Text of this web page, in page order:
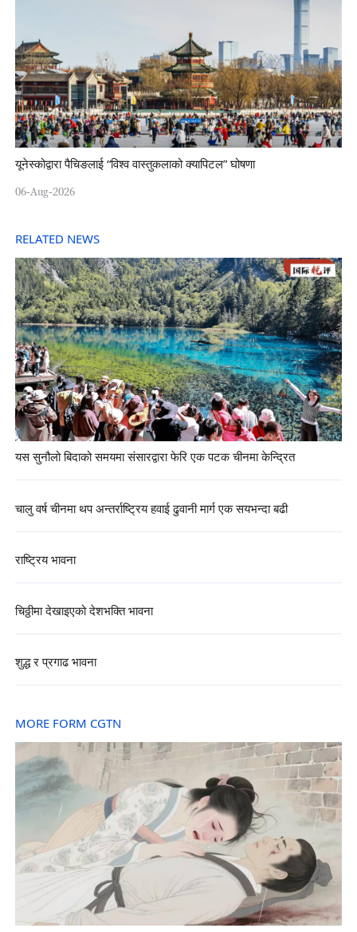
यूनेस्कोद्वारा पैचिङलाई “विश्व वास्तुकलाको क्यापिटल” घोषणा
06-Aug-2026
RELATED NEWS
यस सुनौलो बिदाको समयमा संसारद्वारा फेरि एक पटक चीनमा केन्द्रित
चालु वर्ष चीनमा थप अन्तर्राष्ट्रिय हवाई ढुवानी मार्ग एक सयभन्दा बढी
राष्ट्रिय भावना
चिठ्ठीमा देखाइएको देशभक्ति भावना
शुद्ध र प्रगाढ भावना
MORE FORM CGTN